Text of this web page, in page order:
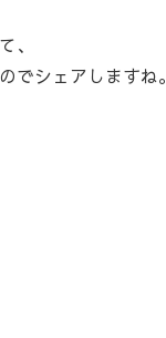
、
でシェアしますね。